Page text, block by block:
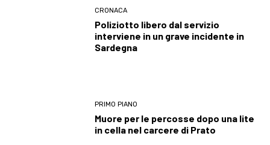
CRONACA
Poliziotto libero dal servizio
interviene in un grave incidente in
Sardegna
PRIMO PIANO
Muore per le percosse dopo una lite
in cella nel carcere di Prato